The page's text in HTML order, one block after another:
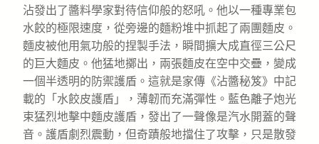
沾發出了醬料學家對待信仰般的怒吼。他以一種專業包
水餃的極限速度，從旁邊的麵粉堆中抓起了兩團麵皮。
麵皮被他用氣功般的捏製手法，瞬間擴大成直徑三公尺
的巨大麵皮。他猛地擲出，兩張麵皮在空中交疊，變成
一個半透明的防禦護盾。這就是家傳《沾醬秘笈》中記
載的「水餃皮護盾」，薄韌而充滿彈性。藍色離子炮光
束猛烈地擊中麵皮護盾，發出了一聲像是汽水開蓋的聲
音。護盾劇烈震動，但奇蹟般地擋住了攻擊，只是散發